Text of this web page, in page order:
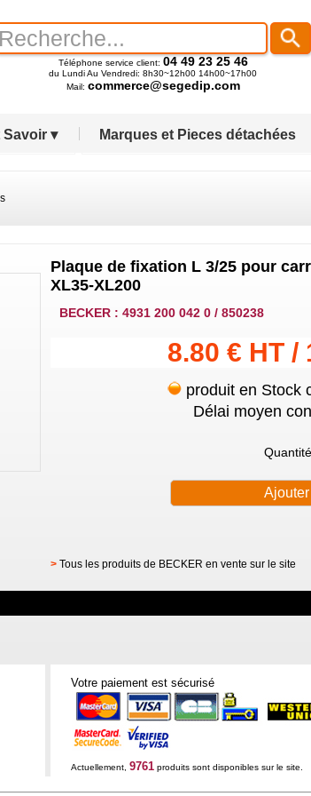
Téléphone service client: 04 49 23 25 46
du Lundi Au Vendredi: 8h30~12h00 14h00~17h00
Mail: commerce@segedip.com
Savoir ▾ Marques et Pieces détachées
Plaque de fixation L 3/25 pour
XL35-XL200
BECKER : 4931 200 042 0 / 850238
8.80 € HT /
produit en Stock
Délai moyen
> Tous les produits de BECKER en vente sur le site
Votre paiement est sécurisé
Actuellement, 9761produits sont disponibles sur le site.